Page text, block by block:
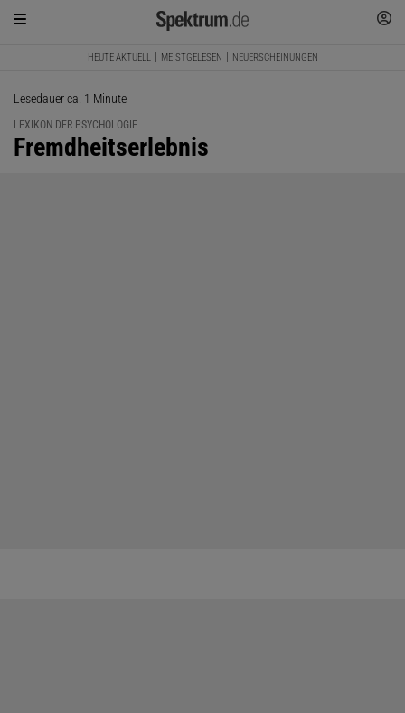
HEUTE AKTUELL MEISTGELESEN NEUERSCHEINUNGEN
Lesedauer ca. 1 Minute
LEXIKON DER PSYCHOLOGIE
:
Fremdheitserlebnis